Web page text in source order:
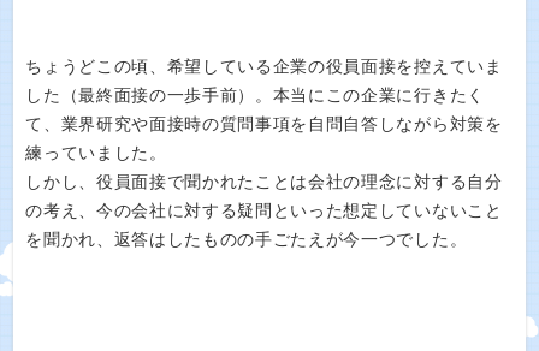
ちょうどこの頃、希望している企業の役員面接を控えていま
した（最終面接の一歩手前）。本当にこの企業に行きたく
て、業界研究や面接時の質問事項を自問自答しながら対策を
練っていました。
しかし、役員面接で聞かれたことは会社の理念に対する自分
の考え、今の会社に対する疑問といった想定していないこと
を聞かれ、返答はしたものの手ごたえが今一つでした。